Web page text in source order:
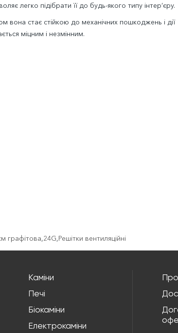
легко підібрати її до будь-якого типу інтер’єру.
стає стійкою до механічних пошкоджень і дії
міцним і незмінним.
графітова,24G,Решітки вентиляційні
Каміни
Печі
Біокаміни
Електрокаміни